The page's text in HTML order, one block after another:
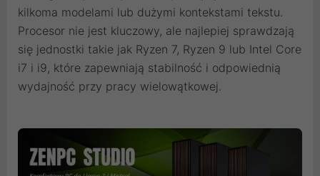
kilkoma modelami lub dużymi kontekstami tekstu.
Procesor nie jest kluczowy, ale najlepiej sprawdzają
się jednostki takie jak Ryzen 7, Ryzen 9 lub Intel Core
i7 i i9, które zapewniają stabilność i odpowiednią
wydajność przy pracy wielowątkowej.